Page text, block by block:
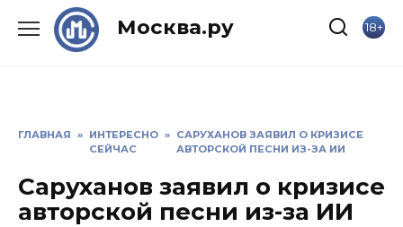
Москва.ру 18+
ГЛАВНАЯ » ИНТЕРЕСНО
СЕЙЧАС
» САРУХАНОВ ЗАЯВИЛ О КРИЗИСЕ
АВТОРСКОЙ ПЕСНИ ИЗ-ЗА ИИ
Саруханов заявил о кризисе
авторской песни из-за ИИ